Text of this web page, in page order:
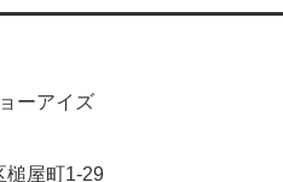
ーアイズ
槌屋町1-29